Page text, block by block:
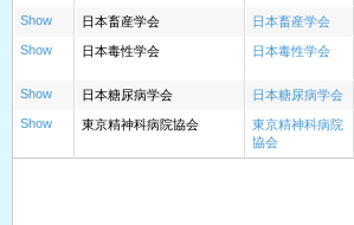
Show
日本畜産学会 日本畜産学会
Show
日本毒性学会 日本毒性学会
Show 日本糖尿病学会 日本糖尿病学会
Show
東京精神科病院協会
東京精神科病院
協会